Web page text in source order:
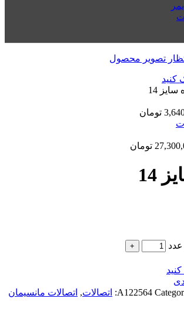
کنید
14
تومان
تومان
A122564 اتصالات, اتصالات مانسیمان